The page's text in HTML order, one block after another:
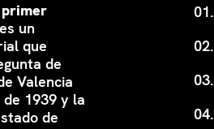
primer
un
que
de
Valencia
1939 y la
de